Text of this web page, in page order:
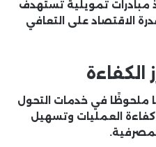
تمويلية تستهدف
الاقتصاد على التعافي
الكفاءة
ملحوظًا في خدمات التحول
العمليات وتسهيل